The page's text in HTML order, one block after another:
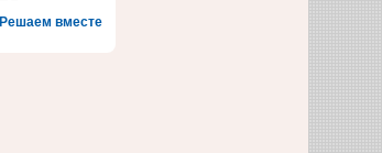
Решаем вместе